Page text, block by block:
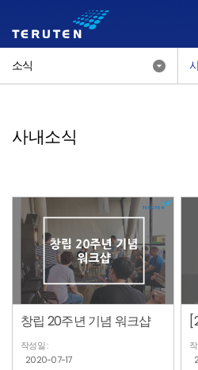
소식
사내소식
창립 20주년 기념 워크샵
작성일 :
2020-07-17